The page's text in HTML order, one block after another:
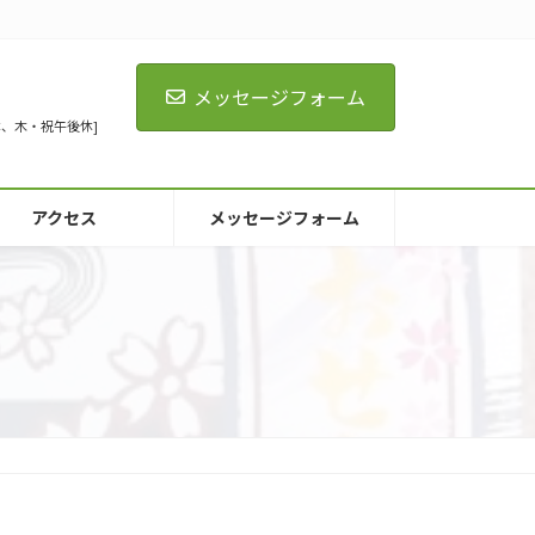
木・祝午後休]
メッセージフォーム
アクセス メッセージフォーム